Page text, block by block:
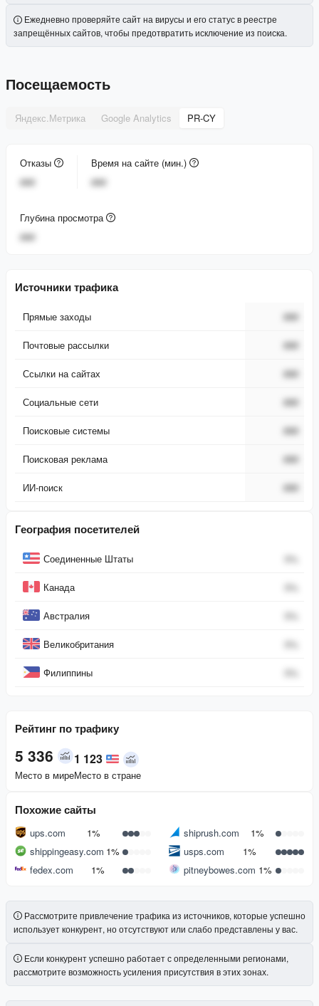
Ежедневно проверяйте сайт на вирусы и его статус в реестре
запрещённых сайтов, чтобы предотвратить исключение из поиска.
Посещаемость
Яндекс.Метрика Google Analytics PR-CY
Отказы
###
Время на сайте (мин.)
###
Глубина просмотра
###
Источники трафика
Прямые заходы ###
Почтовые рассылки ###
Ссылки на сайтах ###
Социальные сети ###
Поисковые системы ###
Поисковая реклама ###
ИИ-поиск ###
География посетителей
СтранаСоединенные Штаты 0%
Канада 0%
Австралия 0%
Великобритания 0%
Филиппины 0%
Рейтинг по трафику
5 336
Место в мире
1 123
Место в стране
Похожие сайты
ups.com 1% shiprush.com
1%
shippingeasy.com 1% usps.com
1%
fedex.com
1% pitneybowes.com 1%
Рассмотрите привлечение трафика из источников, которые успешно
использует конкурент, но отсутствуют или слабо представлены у вас.
Если конкурент успешно работает с определенными регионами,
рассмотрите возможность усиления присутствия в этих зонах.